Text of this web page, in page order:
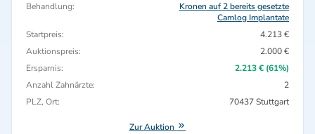
Behandlung:
Kronen auf 2 bereits gesetzte
Camlog Implantate
Startpreis:
4.213 €
Auktionspreis:
2.000 €
Ersparnis:
2.213 € (61%)
Anzahl Zahnärzte:
2
PLZ, Ort:
70437 Stuttgart
Zur Auktion